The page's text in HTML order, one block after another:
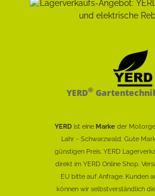
YERD®
YERD ist eine Marke der
Lahr - Schwarzwald: Gute
günstigen Preis. YERD
direkt im YERD Online Shop.
EU bitte auf Anfrage. Kunden
können wir selbstverständlich